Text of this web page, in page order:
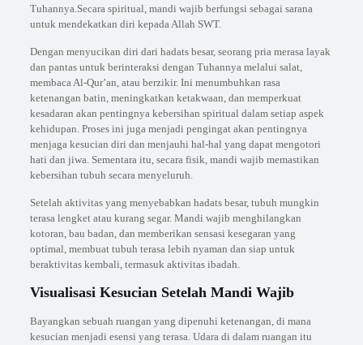
Tuhannya.Secara spiritual, mandi wajib berfungsi sebagai sarana
untuk mendekatkan diri kepada Allah SWT.
Dengan menyucikan diri dari hadats besar, seorang pria merasa layak
dan pantas untuk berinteraksi dengan Tuhannya melalui salat,
membaca Al-Qur’an, atau berzikir. Ini menumbuhkan rasa
ketenangan batin, meningkatkan ketakwaan, dan memperkuat
kesadaran akan pentingnya kebersihan spiritual dalam setiap aspek
kehidupan. Proses ini juga menjadi pengingat akan pentingnya
menjaga kesucian diri dan menjauhi hal-hal yang dapat mengotori
hati dan jiwa. Sementara itu, secara fisik, mandi wajib memastikan
kebersihan tubuh secara menyeluruh.
Setelah aktivitas yang menyebabkan hadats besar, tubuh mungkin
terasa lengket atau kurang segar. Mandi wajib menghilangkan
kotoran, bau badan, dan memberikan sensasi kesegaran yang
optimal, membuat tubuh terasa lebih nyaman dan siap untuk
beraktivitas kembali, termasuk aktivitas ibadah.
Visualisasi Kesucian Setelah Mandi Wajib
Bayangkan sebuah ruangan yang dipenuhi ketenangan, di mana
kesucian menjadi esensi yang terasa. Udara di dalam ruangan itu